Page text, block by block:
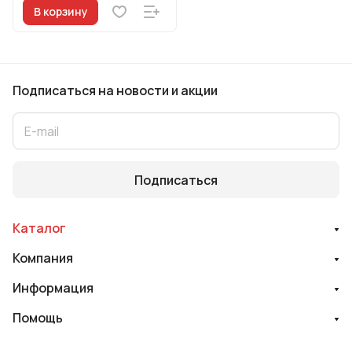
В корзину
Подписаться на новости и акции
Подписаться
Каталог
Компания
Информация
Помощь